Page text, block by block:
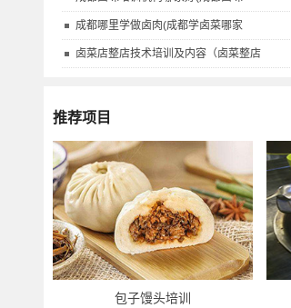
成都哪里学做卤肉(成都学卤菜哪家
卤菜店整店技术培训及内容（卤菜整店
推荐项目
包子馒头培训